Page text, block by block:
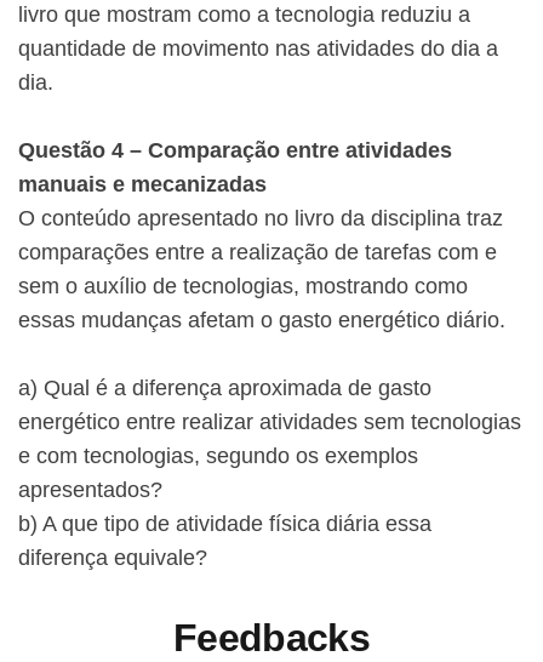
livro que mostram como a tecnologia reduziu a
quantidade de movimento nas atividades do dia a
dia.
Questão 4 – Comparação entre atividades
manuais e mecanizadas
O conteúdo apresentado no livro da disciplina traz
comparações entre a realização de tarefas com e
sem o auxílio de tecnologias, mostrando como
essas mudanças afetam o gasto energético diário.
a) Qual é a diferença aproximada de gasto
energético entre realizar atividades sem tecnologias
e com tecnologias, segundo os exemplos
apresentados?
b) A que tipo de atividade física diária essa
diferença equivale?
Feedbacks